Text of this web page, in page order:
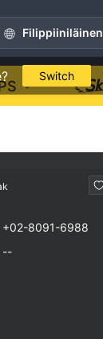
Filippiiniläinen
Switch
+02-8091-6988
--